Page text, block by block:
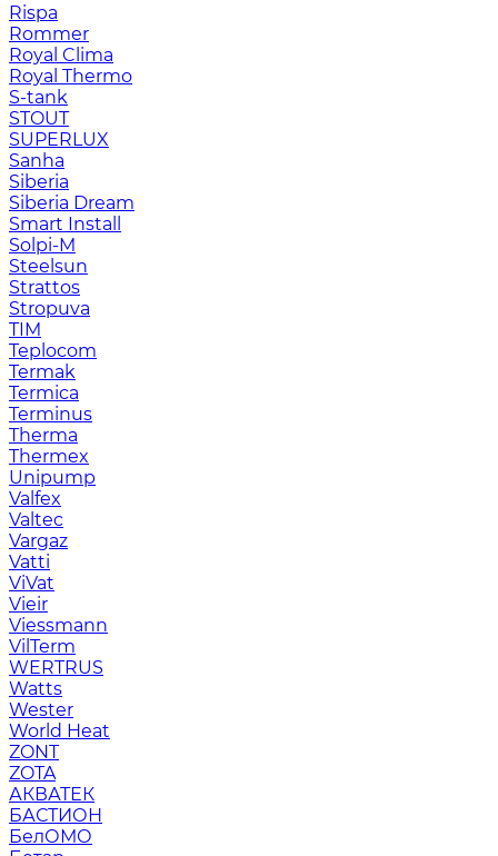
Rispa
Rommer
Royal Clima
Royal Thermo
S-tank
STOUT
SUPERLUX
Sanha
Siberia
Siberia Dream
Smart Install
Solpi-M
Steelsun
Strattos
Stropuva
TIM
Teplocom
Termak
Termica
Terminus
Therma
Thermex
Unipump
Valfex
Valtec
Vargaz
Vatti
ViVat
Vieir
Viessmann
VilTerm
WERTRUS
Watts
Wester
World Heat
ZONT
ZOTA
АКВАТЕК
БАСТИОН
БелОМО